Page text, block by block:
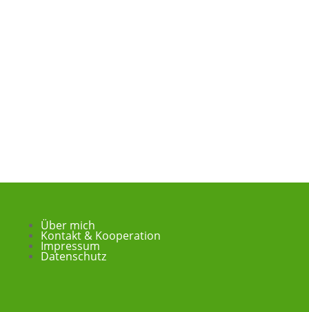
Über mich
Kontakt & Kooperation
Impressum
Datenschutz